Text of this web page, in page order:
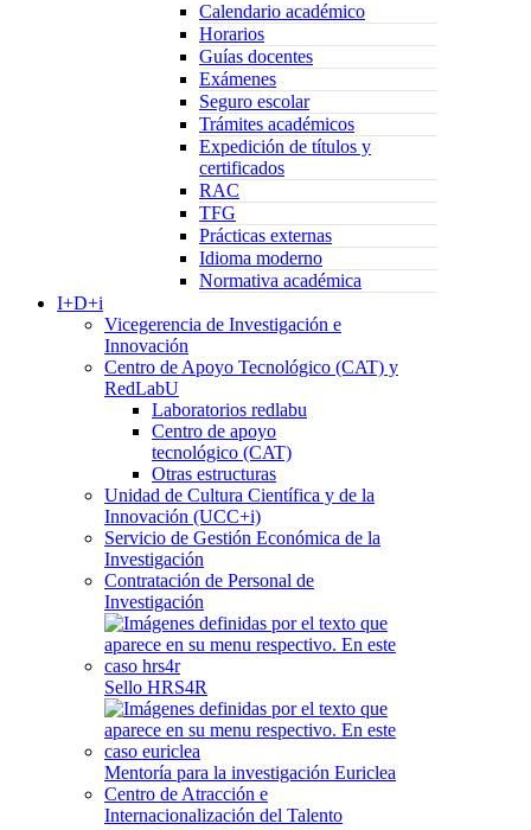
Calendario académico
Horarios
Guías docentes
Exámenes
Seguro escolar
Trámites académicos
Expedición de títulos y
certificados
RAC
TFG
Prácticas externas
Idioma moderno
Normativa académica
I+D+i
Vicegerencia de Investigación e
Innovación
Centro de Apoyo Tecnológico (CAT) y
RedLabU
Laboratorios redlabu
Centro de apoyo
tecnológico (CAT)
Otras estructuras
Unidad de Cultura Científica y de la
Innovación (UCC+i)
Servicio de Gestión Económica de la
Investigación
Contratación de Personal de
Investigación
Sello HRS4R
Mentoría para la investigación Euriclea
Centro de Atracción e
Internacionalización del Talento